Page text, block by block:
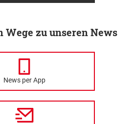
Wege zu unseren News
News per App